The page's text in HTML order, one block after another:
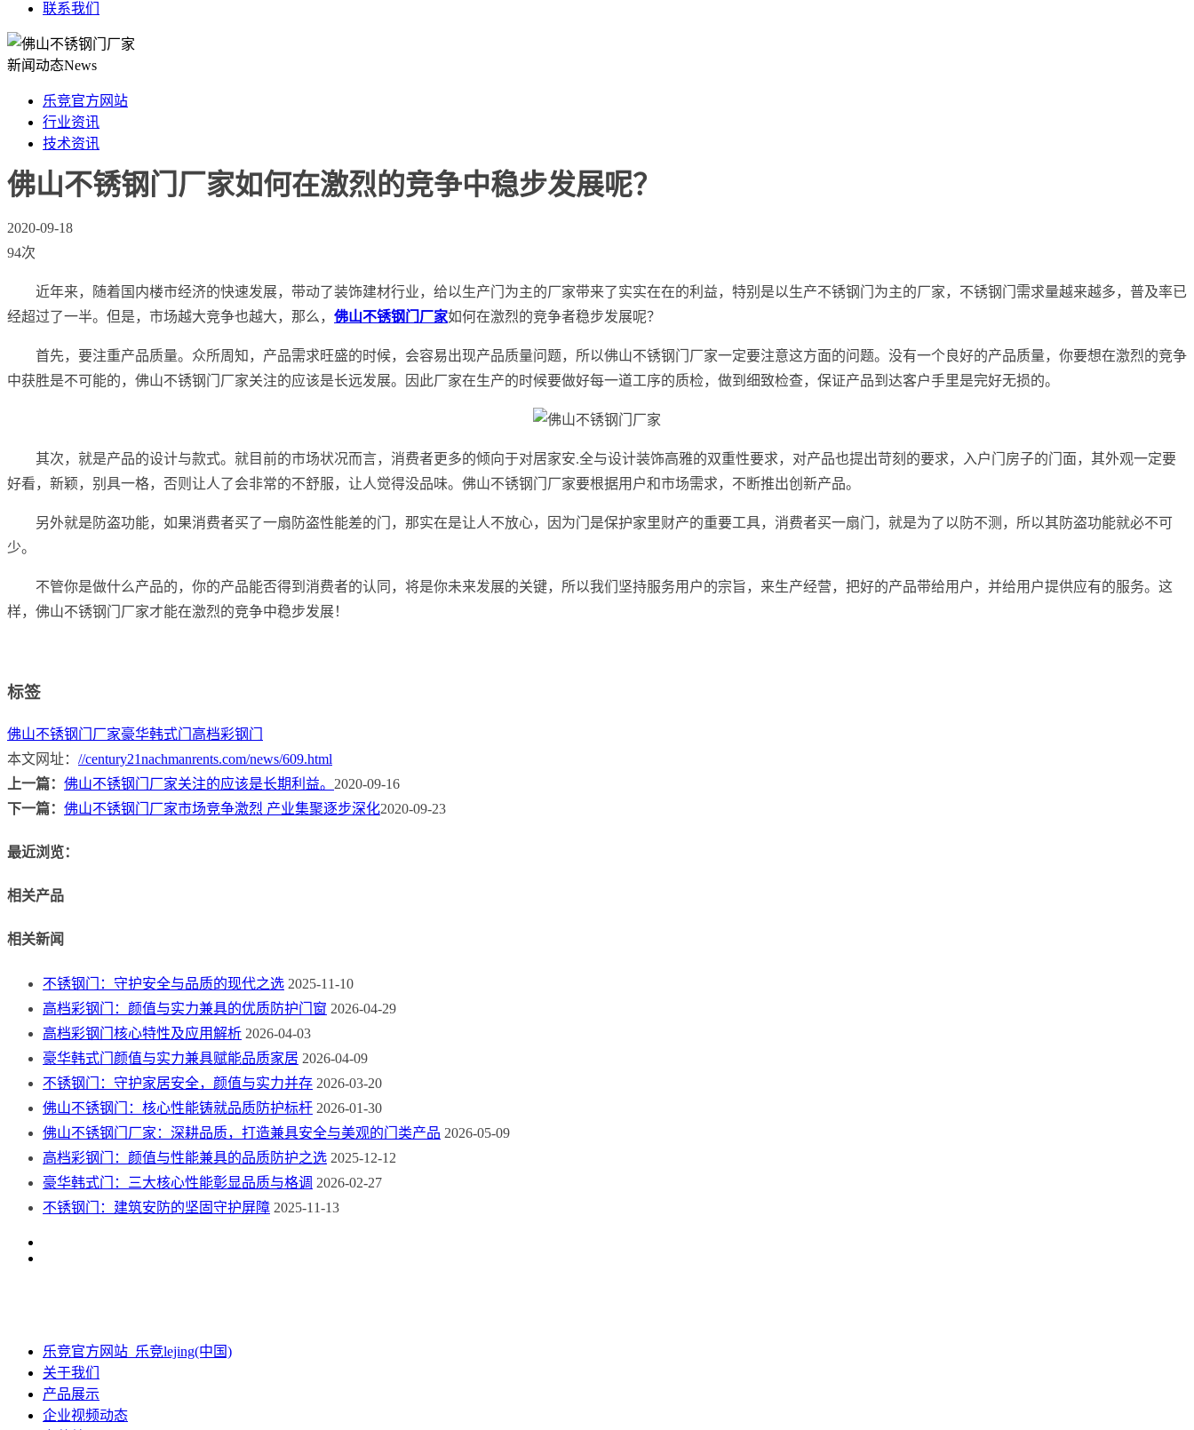
联系我们
新闻动态News
乐竞官方网站
行业资讯
技术资讯
佛山不锈钢门厂家如何在激烈的竞争中稳步发展呢？
2020-09-18
94次
近年来，随着国内楼市经济的快速发展，带动了装饰建材行业，给以生产门为主的厂家带来了实实在在的利益，特别是以生产不锈钢门为主的厂家，不锈钢门需求量越来越多，普及率已
经超过了一半。但是，市场越大竞争也越大，那么， 佛山不锈钢门厂家如何在激烈的竞争者稳步发展呢？
首先，要注重产品质量。众所周知，产品需求旺盛的时候，会容易出现产品质量问题，所以佛山不锈钢门厂家一定要注意这方面的问题。没有一个良好的产品质量，你要想在激烈的竞争
中获胜是不可能的，佛山不锈钢门厂家关注的应该是长远发展。因此厂家在生产的时候要做好每一道工序的质检，做到细致检查，保证产品到达客户手里是完好无损的。
其次，就是产品的设计与款式。就目前的市场状况而言，消费者更多的倾向于对居家安.全与设计装饰高雅的双重性要求，对产品也提出苛刻的要求，入户门房子的门面，其外观一定要
好看，新颖，别具一格，否则让人了会非常的不舒服，让人觉得没品味。佛山不锈钢门厂家要根据用户和市场需求，不断推出创新产品。
另外就是防盗功能，如果消费者买了一扇防盗性能差的门，那实在是让人不放心，因为门是保护家里财产的重要工具，消费者买一扇门，就是为了以防不测，所以其防盗功能就必不可
少。
不管你是做什么产品的，你的产品能否得到消费者的认同，将是你未来发展的关键，所以我们坚持服务用户的宗旨，来生产经营，把好的产品带给用户，并给用户提供应有的服务。这
样，佛山不锈钢门厂家才能在激烈的竞争中稳步发展！
标签
佛山不锈钢门厂家豪华韩式门 高档彩钢门
本文网址： //century21nachmanrents.com/news/609.html
上一篇： 佛山不锈钢门厂家关注的应该是长期利益。 2020-09-16
下一篇： 佛山不锈钢门厂家市场竞争激烈 产业集聚逐步深化2020-09-23
最近浏览：
相关产品
相关新闻
不锈钢门：守护安全与品质的现代之选 2025-11-10
高档彩钢门：颜值与实力兼具的优质防护门窗 2026-04-29
高档彩钢门核心特性及应用解析 2026-04-03
豪华韩式门颜值与实力兼具赋能品质家居 2026-04-09
不锈钢门：守护家居安全，颜值与实力并存 2026-03-20
佛山不锈钢门：核心性能铸就品质防护标杆 2026-01-30
佛山不锈钢门厂家：深耕品质，打造兼具安全与美观的门类产品 2026-05-09
高档彩钢门：颜值与性能兼具的品质防护之选 2025-12-12
豪华韩式门：三大核心性能彰显品质与格调 2026-02-27
不锈钢门：建筑安防的坚固守护屏障 2025-11-13
乐竞官方网站_乐竞lejing(中国)
关于我们
产品展示
企业视频动态